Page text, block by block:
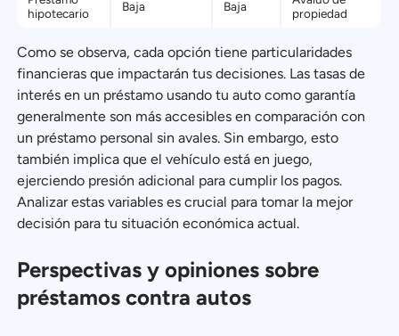
hipotecario
Baja Baja
propiedad
Como se observa, cada opción tiene particularidades
financieras que impactarán tus decisiones. Las tasas de
interés en un préstamo usando tu auto como garantía
generalmente son más accesibles en comparación con
un préstamo personal sin avales. Sin embargo, esto
también implica que el vehículo está en juego,
ejerciendo presión adicional para cumplir los pagos.
Analizar estas variables es crucial para tomar la mejor
decisión para tu situación económica actual.
Perspectivas y opiniones sobre
préstamos contra autos